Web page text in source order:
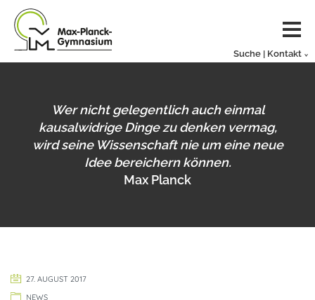
Suche | Kontakt
Wer nicht gelegentlich auch einmal
kausalwidrige Dinge zu denken vermag,
wird seine Wissenschaft nie um eine neue
Idee bereichern können.
Max Planck
27. AUGUST 2017
NEWS